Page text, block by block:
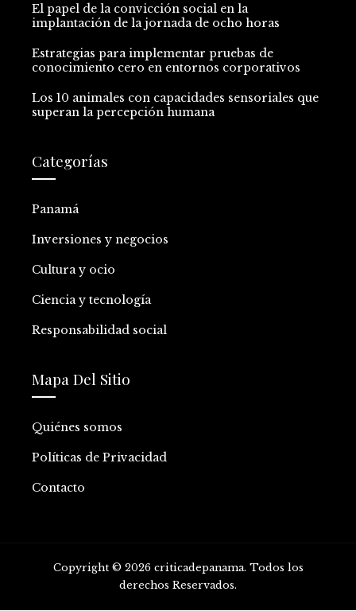
El papel de la convicción social en la
implantación de la jornada de ocho horas
Estrategias para implementar pruebas de
conocimiento cero en entornos corporativos
Los 10 animales con capacidades sensoriales que
superan la percepción humana
Categorías
Panamá
Inversiones y negocios
Cultura y ocio
Ciencia y tecnología
Responsabilidad social
Mapa Del Sitio
Quiénes somos
Políticas de Privacidad
Contacto
Copyright © 2026 criticadepanama. Todos los
derechos Reservados.